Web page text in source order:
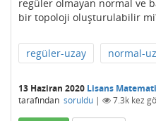
regüler olmayan normal ve
bir topoloji oluşturulabilir
regüler-uzay normal-
13 Haziran 2020 Lisans
tarafından soruldu | 7.3k kez